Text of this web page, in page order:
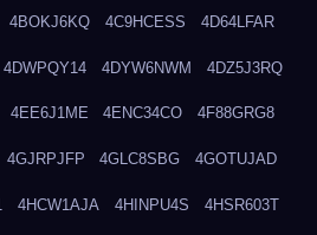
4BOKJ6KQ 4C9HCESS 4D64LFAR
4DWPQY14 4DYW6NWM 4DZ5J3RQ
4EE6J1ME 4ENC34CO 4F88GRG8
4GJRPJFP 4GLC8SBG 4GOTUJAD
4HCW1AJA 4HINPU4S 4HSR603T